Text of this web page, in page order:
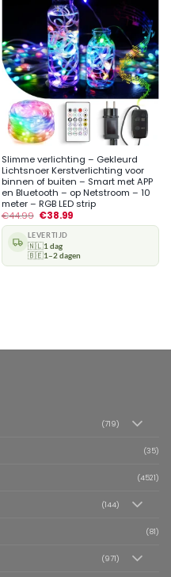
Slimme verlichting – Gekleurd
Lichtsnoer Kerstverlichting voor
binnen of buiten – Smart met APP
en Bluetooth – op Netstroom – 10
meter – RGB LED strip
€44.99 €38.99
LEVERTIJD
🇳🇱1 dag
🇧🇪1–2 dagen
(719)
(35)
(4521)
(144)
(81)
(971)